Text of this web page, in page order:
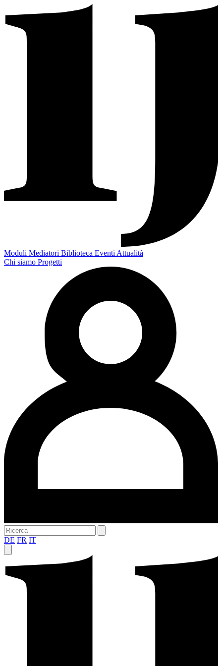
Moduli Mediatori Biblioteca Eventi Attualità
Chi siamo Progetti
DE FR IT